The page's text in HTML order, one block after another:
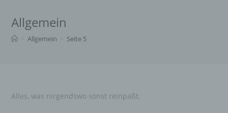
Allgemein
Allgemein Seite 5
Alles, was nirgendswo sonst reinpaßt.